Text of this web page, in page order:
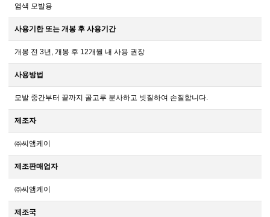
염색 모발용
사용기한 또는 개봉 후 사용기간
개봉 전 3년, 개봉 후 12개월 내 사용 권장
사용방법
모발 중간부터 끝까지 골고루 분사하고 빗질하여 손질합니다.
제조자
㈜씨앰케이
제조판매업자
㈜씨앰케이
제조국